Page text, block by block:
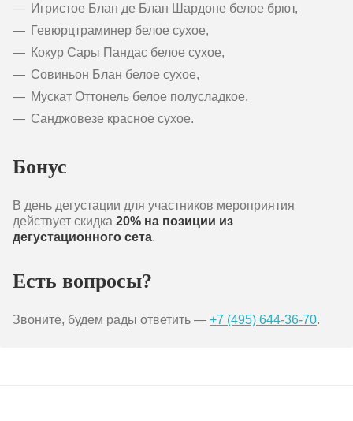
Игристое Блан де Блан Шардоне белое брют,
Гевюрцтраминер белое сухое,
Кокур Сары Пандас белое сухое,
Совиньон Блан белое сухое,
Мускат Оттонель белое полусладкое,
Санджовезе красное сухое.
Бонус
В день дегустации для участников мероприятия
действует скидка 20% на позиции из
дегустационного сета.
Есть вопросы?
Звоните, будем рады ответить — +7 (495) 644-36-70.